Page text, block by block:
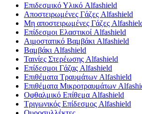
Επιδεσμικό Υλικό Alfashield
Αποστειρωμένες Γάζες Alfashield
Μη αποστειρωμένες Γάζες
Επίδεσμοι Ελαστικοί Alfashield
Αιμοστατικό Βαμβάκι Alfashield
Βαμβάκι Alfashield
Ταινίες Στερέωσης Alfashield
Επίδεσμοι Γάζας Alfashield
Επιθέματα Τραυμάτων Alfashield
Επιθέματα Μικροτραυμάτων
Οφθαλμικό Eπίθεμα Alfashield
Τριγωνικός Επίδεσμος Alfashield